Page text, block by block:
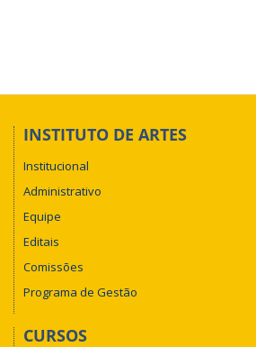
INSTITUTO DE ARTES
Institucional
Administrativo
Equipe
Editais
Comissões
Programa de Gestão
CURSOS